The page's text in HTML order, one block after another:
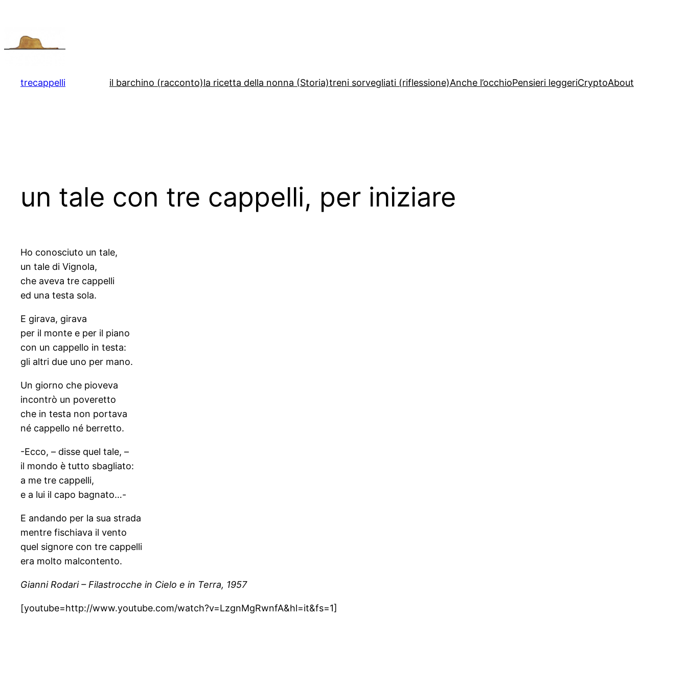
contenuto
trecappelli il barchino (racconto)la ricetta della nonna (Storia)treni sorvegliati (riflessione)Anche l’occhioPensieri leggeriCryptoAbout
un tale con tre cappelli, per iniziare
Ho conosciuto un tale,
un tale di Vignola,
che aveva tre cappelli
ed una testa sola.
E girava, girava
per il monte e per il piano
con un cappello in testa:
gli altri due uno per mano.
Un giorno che pioveva
incontrò un poveretto
che in testa non portava
né cappello né berretto.
-Ecco, – disse quel tale, –
il mondo è tutto sbagliato:
a me tre cappelli,
e a lui il capo bagnato…-
E andando per la sua strada
mentre fischiava il vento
quel signore con tre cappelli
era molto malcontento.
Gianni Rodari – Filastrocche in Cielo e in Terra, 1957
[youtube=http://www.youtube.com/watch?v=LzgnMgRwnfA&hl=it&fs=1]